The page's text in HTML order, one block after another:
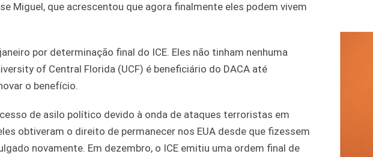
Miguel, que acrescentou que agora finalmente eles podem vivem
por determinação final do ICE. Eles não tinham nenhuma
of Central Florida (UCF) é beneficiário do DACA até
o benefício.
de asilo político devido à onda de ataques terroristas em
obtiveram o direito de permanecer nos EUA desde que fizessem
novamente. Em dezembro, o ICE emitiu uma ordem final de